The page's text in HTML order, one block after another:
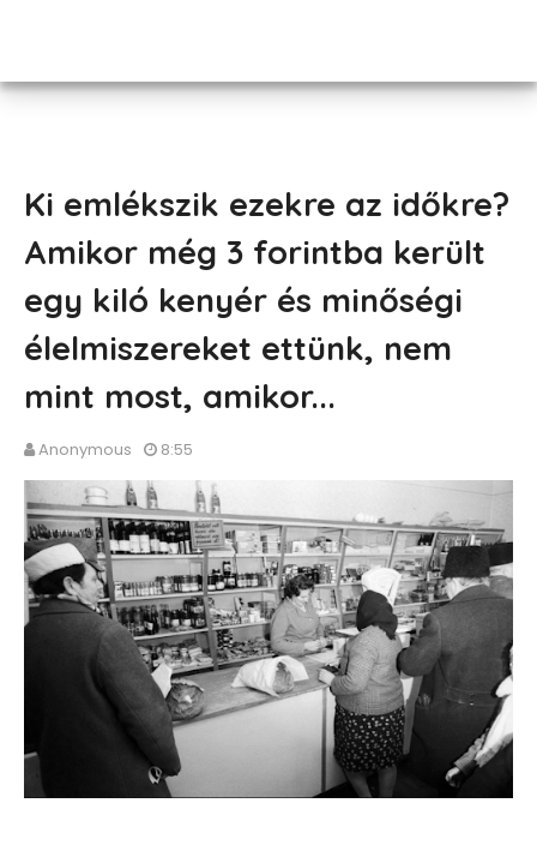
Ki emlékszik ezekre az időkre?
Amikor még 3 forintba került
egy kiló kenyér és minőségi
élelmiszereket ettünk, nem
mint most, amikor...
Anonymous 8:55